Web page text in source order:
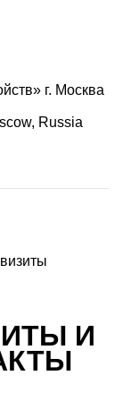
г. Москва
Russia
И